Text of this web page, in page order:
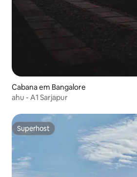
Cabana em Bangalore
ahu - A1 Sarjapur
Superhost
Superhost